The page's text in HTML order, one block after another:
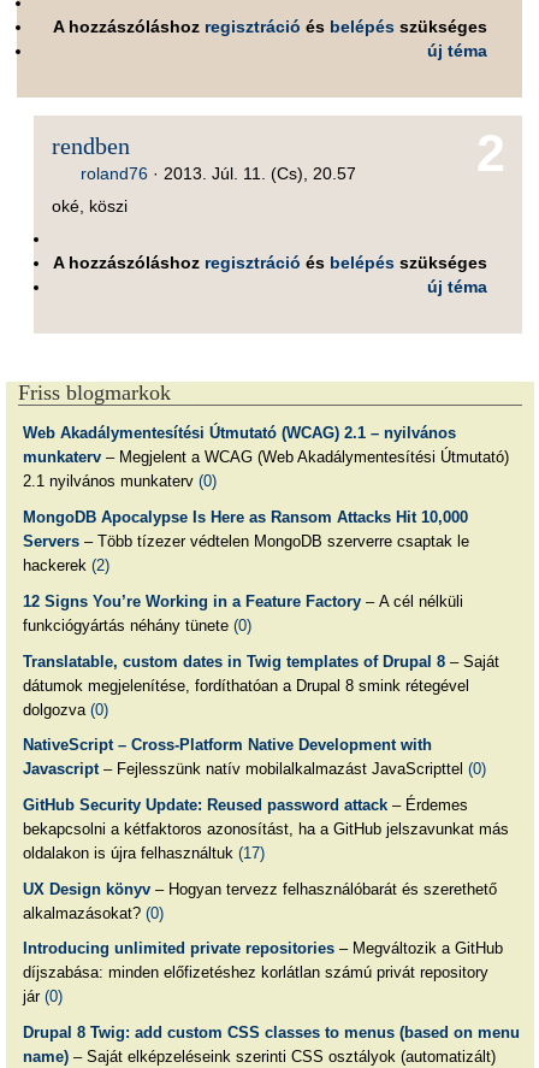
A hozzászóláshoz regisztráció és belépés szükséges
új téma
2
rendben
roland76· 2013. Júl. 11. (Cs), 20.57
oké, köszi
A hozzászóláshoz regisztráció és belépés szükséges
új téma
Friss blogmarkok
Web Akadálymentesítési Útmutató (WCAG) 2.1 – nyilvános
munkaterv– Megjelent a WCAG (Web Akadálymentesítési Útmutató)
2.1 nyilvános munkaterv (0)
MongoDB Apocalypse Is Here as Ransom Attacks Hit 10,000
Servers– Több tízezer védtelen MongoDB szerverre csaptak le
hackerek (2)
12 Signs You’re Working in a Feature Factory– A cél nélküli
funkciógyártás néhány tünete (0)
Translatable, custom dates in Twig templates of Drupal 8– Saját
dátumok megjelenítése, fordíthatóan a Drupal 8 smink rétegével
dolgozva (0)
NativeScript – Cross-Platform Native Development with
Javascript– Fejlesszünk natív mobilalkalmazást JavaScripttel (0)
GitHub Security Update: Reused password attack– Érdemes
bekapcsolni a kétfaktoros azonosítást, ha a GitHub jelszavunkat más
oldalakon is újra felhasználtuk (17)
UX Design könyv– Hogyan tervezz felhasználóbarát és szerethető
alkalmazásokat? (0)
Introducing unlimited private repositories– Megváltozik a GitHub
díjszabása: minden előfizetéshez korlátlan számú privát repository
jár (0)
Drupal 8 Twig: add custom CSS classes to menus (based on menu
name)– Saját elképzeléseink szerinti CSS osztályok (automatizált)